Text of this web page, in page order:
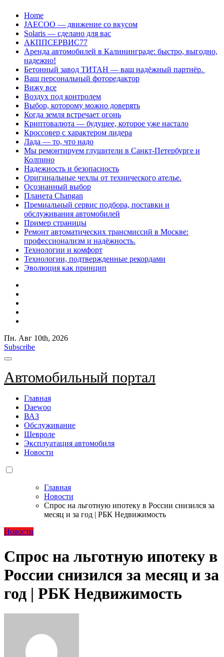
Перейти
содержанию
Home
JAECOO — движение со вкусом
Solaris — сделано для вас
АКППСЕРВИС77
Аренда автомобилей в Калининграде: быстро, выгодно,
надежно!
Бетонный завод ТИТАН — ваш надёжный партнёр.
Ваш персональный фоторедактор
Вижу все
Воздух под контролем
Выбор, которому можно доверять
Когда земля встречает огонь
Криптовалюта — будущее, которое уже настало
Кроссовер с характером лидера
Лада — то, что надо
Мы ремонтируем глушители в Санкт-Петербурге и
Колпино
Надежность и безопасность
Оригинальные чехлы от технического ателье.
Осознанный выбор
Планета Changan
Премиальный сервис подбора, поставки и
обслуживания автомобилей
Пример страницы
Ремонт автоматических трансмиссий в Москве:
профессионализм и надёжность.
Технологии и комфорт
Технологии, подтвержденные рекордами
Эволюция как принцип
Пн. Авг 10th, 2026
Subscribe
Автомобильный портал
Главная
Daewoo
ВАЗ
Обслуживание
Шевроле
Эксплуатация автомобиля
Новости
Главная
Новости
Спрос на льготную ипотеку в России снизился за
месяц и за год | РБК Недвижимость
Новости
Спрос на льготную ипотеку в
России снизился за месяц и за
год | РБК Недвижимость